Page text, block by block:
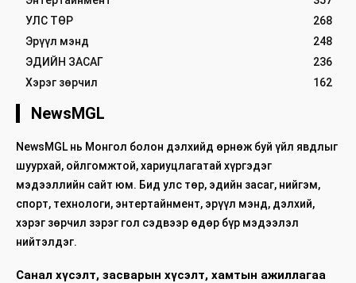
УЛС ТӨР
268
Эрүүл мэнд
248
ЭДИЙН ЗАСАГ
236
Хэрэг зөрчил
162
NewsMGL
NewsMGL нь Монгол болон дэлхийд өрнөж буй үйл явдлыг
шуурхай, ойлгомжтой, хариуцлагатай хүргэдэг
мэдээллийн сайт юм. Бид улс төр, эдийн засаг, нийгэм,
спорт, технологи, энтертайнмент, эрүүл мэнд, дэлхий,
хэрэг зөрчил зэрэг гол сэдвээр өдөр бүр мэдээлэл
нийтэлдэг.
Санал хүсэлт, засварын хүсэлт, хамтын ажиллагаа